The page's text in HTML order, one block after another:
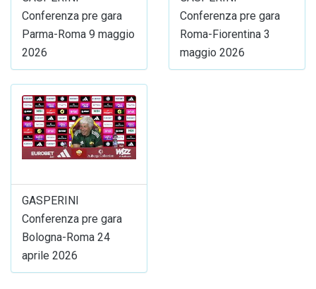
Conferenza pre gara
Parma-Roma 9 maggio
2026
Conferenza pre gara
Roma-Fiorentina 3
maggio 2026
GASPERINI
Conferenza pre gara
Bologna-Roma 24
aprile 2026